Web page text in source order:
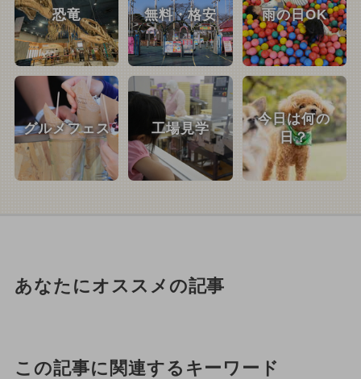
恐竜 無料・格安 雨の日OK
グルメフェス 工場見学
今日は何の
日？
あなたにオススメの記事
この記事に関連するキーワード